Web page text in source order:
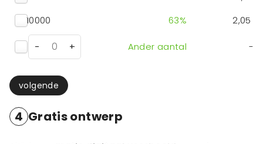
10000
63% 2,05
- + Ander aantal -
volgende
4 Gratis ontwerp